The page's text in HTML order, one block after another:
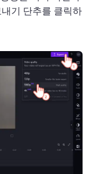
기 단추를 클릭하